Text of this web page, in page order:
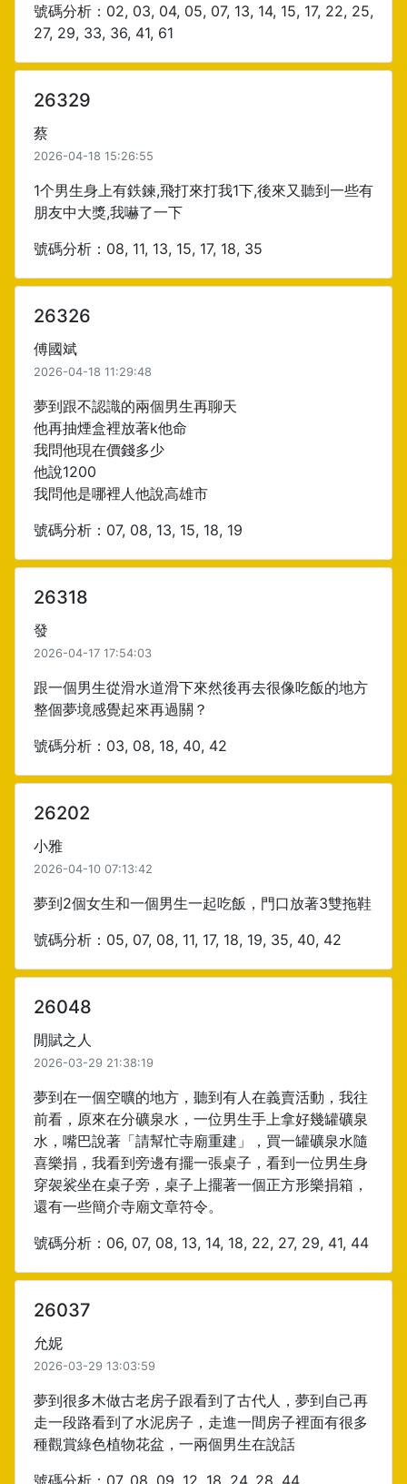
號碼分析：02, 03, 04, 05, 07, 13, 14, 15, 17, 22, 25,
27, 29, 33, 36, 41, 61
26329
蔡
2026-04-18 15:26:55
1个男生身上有鉄鍊,飛打來打我1下,後來又聽到一些有
朋友中大獎,我嚇了一下
號碼分析：08, 11, 13, 15, 17, 18, 35
26326
傅國斌
2026-04-18 11:29:48
夢到跟不認識的兩個男生再聊天
他再抽煙盒裡放著k他命
我問他現在價錢多少
他說1200
我問他是哪裡人他說高雄市
號碼分析：07, 08, 13, 15, 18, 19
26318
發
2026-04-17 17:54:03
跟一個男生從滑水道滑下來然後再去很像吃飯的地方
整個夢境感覺起來再過關？
號碼分析：03, 08, 18, 40, 42
26202
小雅
2026-04-10 07:13:42
夢到2個女生和一個男生一起吃飯，門口放著3雙拖鞋
號碼分析：05, 07, 08, 11, 17, 18, 19, 35, 40, 42
26048
閒賦之人
2026-03-29 21:38:19
夢到在一個空曠的地方，聽到有人在義賣活動，我往
前看，原來在分礦泉水，一位男生手上拿好幾罐礦泉
水，嘴巴說著「請幫忙寺廟重建」，買一罐礦泉水隨
喜樂捐，我看到旁邊有擺一張桌子，看到一位男生身
穿袈裟坐在桌子旁，桌子上擺著一個正方形樂捐箱，
還有一些簡介寺廟文章符令。
號碼分析：06, 07, 08, 13, 14, 18, 22, 27, 29, 41, 44
26037
允妮
2026-03-29 13:03:59
夢到很多木做古老房子跟看到了古代人，夢到自己再
走一段路看到了水泥房子，走進一間房子裡面有很多
種觀賞綠色植物花盆，一兩個男生在說話
號碼分析：07, 08, 09, 12, 18, 24, 28, 44